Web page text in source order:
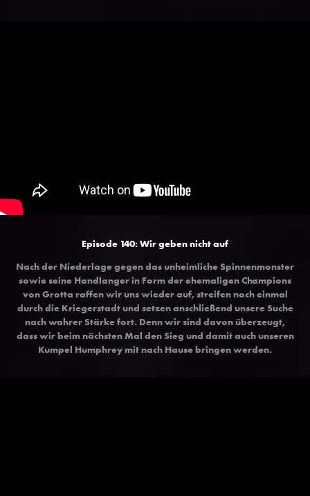
Episode 140: Wir geben nicht auf
Nach der Niederlage gegen das unheimliche Spinnenmonster
sowie seine Handlanger in Form der ehemaligen Champions
von Grotta raffen wir uns wieder auf, streifen noch einmal
durch die Kriegerstadt und setzen anschließend unsere Suche
nach wahrer Stärke fort. Denn wir sind davon überzeugt,
dass wir beim nächsten Mal den Sieg und damit auch unseren
Kumpel Humphrey mit nach Hause bringen werden.